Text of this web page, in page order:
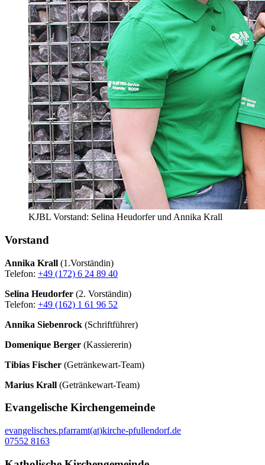
KJBL Vorstand: Selina Heudorfer und Annika Krall
Vorstand
Annika Krall (1.Vorständin)
Telefon: +49 (172) 6 24 89 40
Selina Heudorfer (2. Vorständin)
Telefon: +49 (162) 1 61 96 52
Annika Siebenrock (Schriftführer)
Domenique Berger (Kassiererin)
Tibias Fischer (Getränkewart-Team)
Marius Krall (Getränkewart-Team)
Evangelische Kirchengemeinde
evangelisches.pfarramt(at)kirche-pfullendorf.de
07552 8163